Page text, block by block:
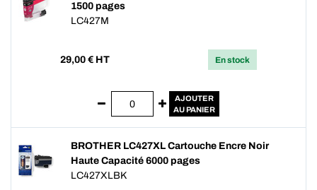
1500 pages
LC427M
29,00 € HT En stock
AJOUTER
AU PANIER
BROTHER LC427XL Cartouche Encre Noir
Haute Capacité 6000 pages
LC427XLBK